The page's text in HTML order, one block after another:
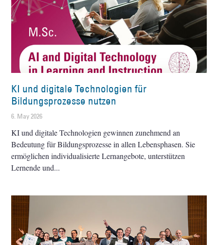
KI und digitale Technologien für
Bildungsprozesse nutzen
6. May 2026
KI und digitale Technologien gewinnen zunehmend an
Bedeutung für Bildungsprozesse in allen Lebensphasen. Sie
ermöglichen individualisierte Lernangebote, unterstützen
Lernende und